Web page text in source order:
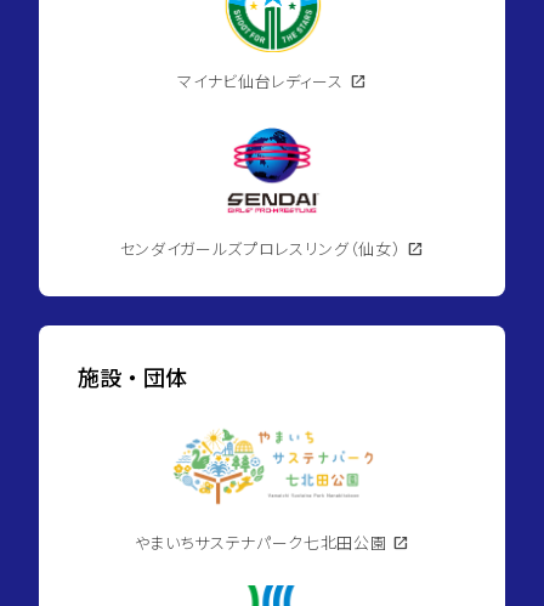
マイナビ仙台レディース open_in_new
センダイガールズプロレスリング（仙女） open_in_new
施設・団体
やまいちサステナパーク七北田公園 open_in_new